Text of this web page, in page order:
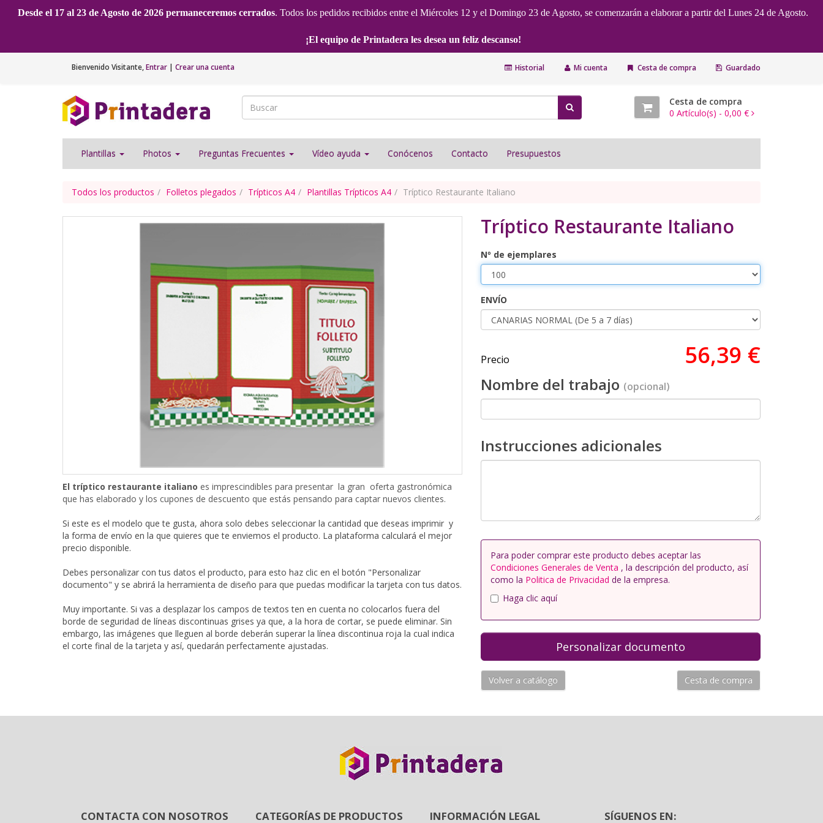
Desde el 17 al 23 de Agosto de 2026 permaneceremos cerrados. Todos los pedidos recibidos entre el Miércoles 12 y el Domingo 23 de Agosto, se comenzarán a elaborar a partir del Lunes 24 de Agosto.
¡El equipo de Printadera les desea un feliz descanso!
Bienvenido Visitante,Entrar | Crear una cuenta Historial Mi cuenta Cesta de compra Guardado
Cesta de compra
0 Artículo(s) - 0,00 €
Plantillas Photos Preguntas Frecuentes Vídeo ayuda Conócenos Contacto Presupuestos
Todos los productos Folletos plegados Trípticos A4 Plantillas Trípticos A4 Tríptico Restaurante Italiano
El tríptico restaurante italiano es imprescindibles para presentar la gran oferta gastronómica
que has elaborado y los cupones de descuento que estás pensando para captar nuevos clientes.
Si este es el modelo que te gusta, ahora solo debes seleccionar la cantidad que deseas imprimir y
la forma de envío en la que quieres que te enviemos el producto. La plataforma calculará el mejor
precio disponible.
Debes personalizar con tus datos el producto, para esto haz clic en el botón "Personalizar
documento" y se abrirá la herramienta de diseño para que puedas modificar la tarjeta con tus datos.
Muy importante. Si vas a desplazar los campos de textos ten en cuenta no colocarlos fuera del
borde de seguridad de líneas discontinuas grises ya que, a la hora de cortar, se puede eliminar. Sin
embargo, las imágenes que lleguen al borde deberán superar la línea discontinua roja la cual indica
el corte final de la tarjeta y así, quedarán perfectamente ajustadas.
Tríptico Restaurante Italiano
Nº de ejemplares
ENVÍO
Precio 56,39 €
Nombre del trabajo (opcional)
Instrucciones adicionales
Para poder comprar este producto debes aceptar las
Condiciones Generales de Venta , la descripción del producto, así
como la Politica de Privacidad de la empresa.
Haga clic aquí
Volver a catálogo Cesta de compra
CONTACTA CON NOSOTROS CATEGORÍAS DE PRODUCTOS INFORMACIÓN LEGAL SÍGUENOS EN: